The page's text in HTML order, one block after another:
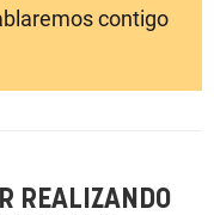
contigo
REALIZANDO